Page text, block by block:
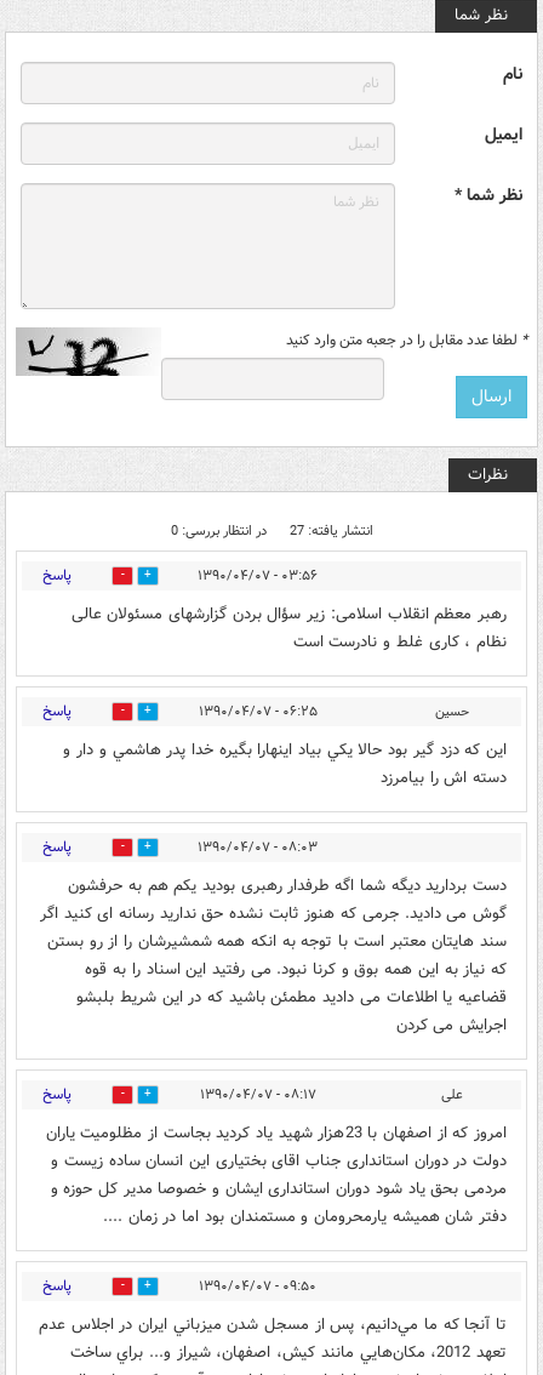
نظر شما
نام
ایمیل
نظر شما *
* لطفا عدد مقابل را در جعبه متن وارد کنید
نظرات
انتشار یافته: 27 در انتظار بررسی: 0
۰۳:۵۶ - ۱۳۹۰/۰۴/۰۷ 0 پاسخ
رهبر معظم انقلاب اسلامی: زیر سؤال بردن گزارشهای مسئولان عالی
نظام ، کاری غلط و نادرست است
حسين ۰۶:۲۵ - ۱۳۹۰/۰۴/۰۷ 0 پاسخ
اين كه دزد گير بود حالا يكي بياد اينهارا بگيره خدا پدر هاشمي و دار و
دسته اش را بيامرزد
۰۸:۰۳ - ۱۳۹۰/۰۴/۰۷ 0 پاسخ
دست بردارید دیگه شما اگه طرفدار رهبری بودید یکم هم به حرفشون
گوش می دادید. جرمی که هنوز ثابت نشده حق ندارید رسانه ای کنید اگر
سند هایتان معتبر است با توجه به انکه همه شمشیرشان را از رو بستن
که نیاز به این همه بوق و کرنا نبود. می رفتید این اسناد را به قوه
قضاعیه یا اطلاعات می دادید مطمئن باشید که در این شریط بلبشو
اجرایش می کردن
علی ۰۸:۱۷ - ۱۳۹۰/۰۴/۰۷ 2 پاسخ
امروز که از اصفهان با 23هزار شهید یاد کردید بجاست از مظلومیت یاران
دولت در دوران استانداری جناب اقای بختیاری این انسان ساده زیست و
مردمی بحق یاد شود دوران استانداری ایشان و خصوصا مدیر کل حوزه و
دفتر شان همیشه یارمحرومان و مستمندان بود اما در زمان ....
۰۹:۵۰ - ۱۳۹۰/۰۴/۰۷ 1 پاسخ
تا آنجا كه ما مي‌دانيم، پس از مسجل شدن ميزباني ايران در اجلاس عدم
تعهد 2012، مكان‌هايي مانند كيش، اصفهان، شيراز و... براي ساخت